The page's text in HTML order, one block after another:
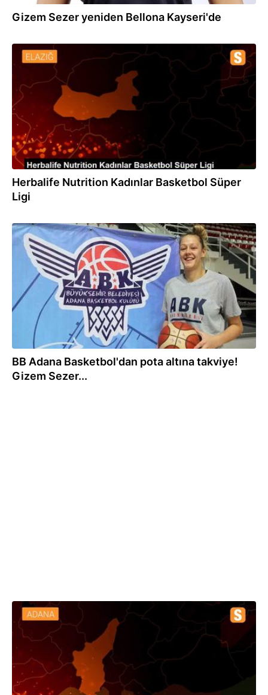
Gizem Sezer yeniden Bellona Kayseri'de
03.10.2020
Herbalife Nutrition Kadınlar Basketbol Süper
Ligi
12.12.2019
BB Adana Basketbol'dan pota altına takviye!
Gizem Sezer...
12.12.2019